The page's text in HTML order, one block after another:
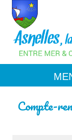
content
Compte-